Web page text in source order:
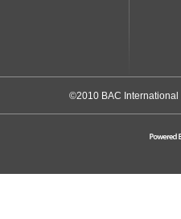
©2010 BAC International